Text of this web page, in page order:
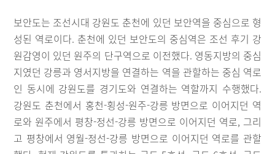
보안도는 조선시대 강원도 춘천에 있던 보안역을 중심으로 형
성된 역로이다. 춘천에 있던 보안도의 중심역은 조선 후기 강
원감영이 있던 원주의 단구역으로 이전했다. 영동지방의 중심
지였던 강릉과 영서지방을 연결하는 역을 관할하는 중심 역로
인 동시에 강원도를 경기도와 연결하는 역할까지 수행했다.
강원도 춘천에서 홍천-횡성-원주-강릉 방면으로 이어지던 역
로와 원주에서 평창-정선-강릉 방면으로 이어지던 역로, 그리
고 평창에서 영월-정선-강릉 방면으로 이어지던 역로를 관할